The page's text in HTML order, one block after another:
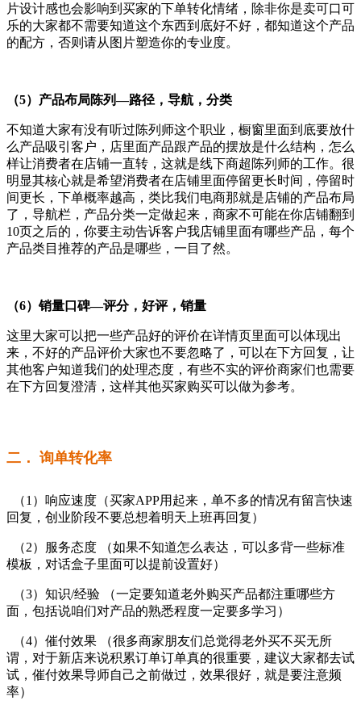
片设计感也会影响到买家的下单转化情绪，除非你是卖可口可
乐的大家都不需要知道这个东西到底好不好，都知道这个产品
的配方，否则请从图片塑造你的专业度。
（5）产品布局陈列—路径，导航，分类
不知道大家有没有听过陈列师这个职业，橱窗里面到底要放什
么产品吸引客户，店里面产品跟产品的摆放是什么结构，怎么
样让消费者在店铺一直转，这就是线下商超陈列师的工作。很
明显其核心就是希望消费者在店铺里面停留更长时间，停留时
间更长，下单概率越高，类比我们电商那就是店铺的产品布局
了，导航栏，产品分类一定做起来，商家不可能在你店铺翻到
10页之后的，你要主动告诉客户我店铺里面有哪些产品，每个
产品类目推荐的产品是哪些，一目了然。
（6）销量口碑—评分，好评，销量
这里大家可以把一些产品好的评价在详情页里面可以体现出
来，不好的产品评价大家也不要忽略了，可以在下方回复，让
其他客户知道我们的处理态度，有些不实的评价商家们也需要
在下方回复澄清，这样其他买家购买可以做为参考。
二． 询单转化率
（1）响应速度（买家APP用起来，单不多的情况有留言快速
回复，创业阶段不要总想着明天上班再回复）
（2）服务态度 （如果不知道怎么表达，可以多背一些标准
模板，对话盒子里面可以提前设置好）
（3）知识/经验 （一定要知道老外购买产品都注重哪些方
面，包括说咱们对产品的熟悉程度一定要多学习）
（4）催付效果 （很多商家朋友们总觉得老外买不买无所
谓，对于新店来说积累订单订单真的很重要，建议大家都去试
试，催付效果导师自己之前做过，效果很好，就是要注意频
率）